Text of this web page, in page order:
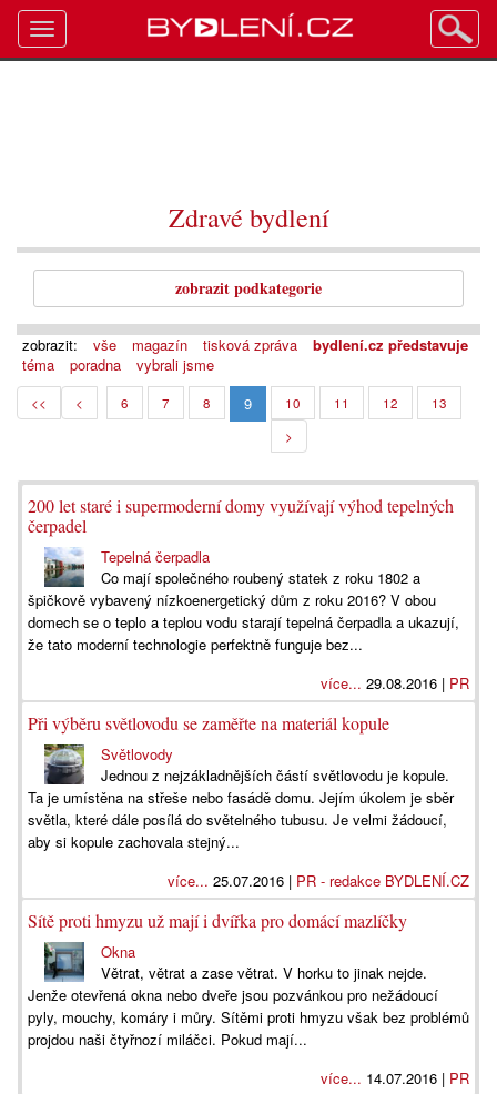
Zdravé bydlení
zobrazit podkategorie
zobrazit: vše magazín tisková zpráva
bydlení.cz představuje
téma
poradna vybrali jsme
<< < 6 7 8 9 10 11 12
13
>
200 let staré i supermoderní domy využívají výhod tepelných
čerpadel
Tepelná čerpadla
Co mají společného roubený statek z roku 1802 a
špičkově vybavený nízkoenergetický dům z roku 2016? V obou
domech se o teplo a teplou vodu starají tepelná čerpadla a ukazují,
že tato moderní technologie perfektně funguje bez...
více... 29.08.2016 | PR
Při výběru světlovodu se zaměřte na materiál kopule
Světlovody
Jednou z nejzákladnějších částí světlovodu je kopule.
Ta je umístěna na střeše nebo fasádě domu. Jejím úkolem je sběr
světla, které dále posílá do světelného tubusu. Je velmi žádoucí,
aby si kopule zachovala stejný...
více... 25.07.2016 | PR - redakce BYDLENÍ.CZ
Sítě proti hmyzu už mají i dvířka pro domácí mazlíčky
Okna
Větrat, větrat a zase větrat. V horku to jinak nejde.
Jenže otevřená okna nebo dveře jsou pozvánkou pro nežádoucí
pyly, mouchy, komáry i můry. Sítěmi proti hmyzu však bez problémů
projdou naši čtyřnozí miláčci. Pokud mají...
více... 14.07.2016 | PR
Toggle
navigation